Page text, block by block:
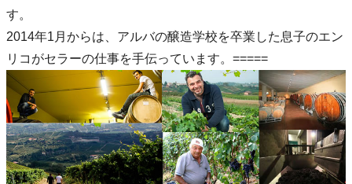
す。
2014年1月からは、アルバの醸造学校を卒業した息子のエン
リコがセラーの仕事を手伝っています。=====